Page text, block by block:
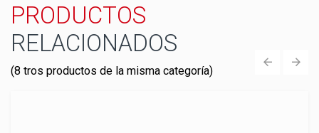
PRODUCTOS
RELACIONADOS
(8 tros productos de la misma categoría)